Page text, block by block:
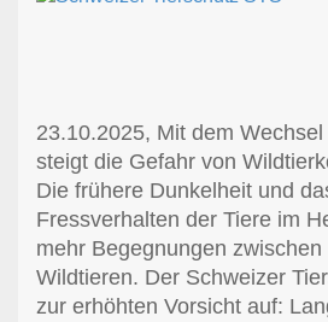
23.10.2025, Mit dem
steigt die Gefahr von
Die frühere Dunkelheit und
Fressverhalten der Tiere im
mehr Begegnungen
Wildtieren. Der Schweizer
zur erhöhten Vorsicht auf: